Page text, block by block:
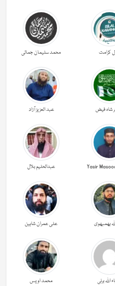
کرامت محمد سلیمان جمالی
شاہ فیض عبد العزیز آزاد
Yasir عبدالحليم بلال
بھمبھوی علی عمران شاہین
اللہ برنی محمد اویس